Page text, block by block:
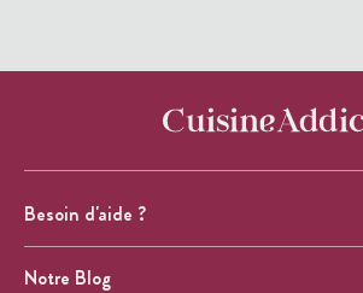
Besoin d'aide ?
Notre Blog